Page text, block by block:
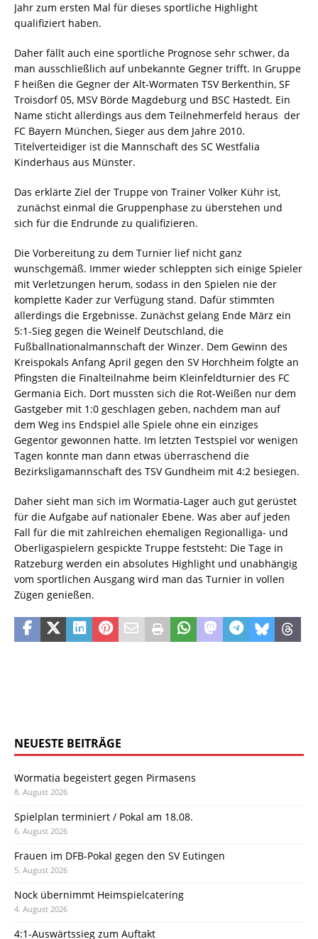
Jahr zum ersten Mal für dieses sportliche Highlight
qualifiziert haben.
Daher fällt auch eine sportliche Prognose sehr schwer, da
man ausschließlich auf unbekannte Gegner trifft. In Gruppe
F heißen die Gegner der Alt-Wormaten TSV Berkenthin, SF
Troisdorf 05, MSV Börde Magdeburg und BSC Hastedt. Ein
Name sticht allerdings aus dem Teilnehmerfeld heraus  der
FC Bayern München, Sieger aus dem Jahre 2010.
Titelverteidiger ist die Mannschaft des SC Westfalia
Kinderhaus aus Münster.
Das erklärte Ziel der Truppe von Trainer Volker Kühr ist,
zunächst einmal die Gruppenphase zu überstehen und
sich für die Endrunde zu qualifizieren.
Die Vorbereitung zu dem Turnier lief nicht ganz
wunschgemäß. Immer wieder schleppten sich einige Spieler
mit Verletzungen herum, sodass in den Spielen nie der
komplette Kader zur Verfügung stand. Dafür stimmten
allerdings die Ergebnisse. Zunächst gelang Ende März ein
5:1-Sieg gegen die Weinelf Deutschland, die
Fußballnationalmannschaft der Winzer. Dem Gewinn des
Kreispokals Anfang April gegen den SV Horchheim folgte an
Pfingsten die Finalteilnahme beim Kleinfeldturnier des FC
Germania Eich. Dort mussten sich die Rot-Weißen nur dem
Gastgeber mit 1:0 geschlagen geben, nachdem man auf
dem Weg ins Endspiel alle Spiele ohne ein einziges
Gegentor gewonnen hatte. Im letzten Testspiel vor wenigen
Tagen konnte man dann etwas überraschend die
Bezirksligamannschaft des TSV Gundheim mit 4:2 besiegen.
Daher sieht man sich im Wormatia-Lager auch gut gerüstet
für die Aufgabe auf nationaler Ebene. Was aber auf jeden
Fall für die mit zahlreichen ehemaligen Regionalliga- und
Oberligaspielern gespickte Truppe feststeht: Die Tage in
Ratzeburg werden ein absolutes Highlight und unabhängig
vom sportlichen Ausgang wird man das Turnier in vollen
Zügen genießen.
NEUESTE BEITRÄGE
Wormatia begeistert gegen Pirmasens
8. August 2026
Spielplan terminiert / Pokal am 18.08.
6. August 2026
Frauen im DFB-Pokal gegen den SV Eutingen
5. August 2026
Nock übernimmt Heimspielcatering
4. August 2026
4:1-Auswärtssieg zum Auftakt